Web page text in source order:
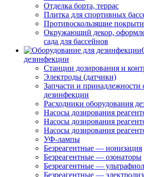
Отделка борта, террас
Плитка для спортивных
Противоскользящие
Окружающий декор,
сада для бассейнов
дезинфекции
Станции дозирования и
Электроды (датчики)
Запчасти и принадлежности
дезинфекции
Расходники оборудования
Насосы дозирования
Насосы дозирования
Насосы дозирования
УФ-лампы
Безреагентные — ионизация
Безреагентные — озонаторы
Безреагентные —
Безреагентные —